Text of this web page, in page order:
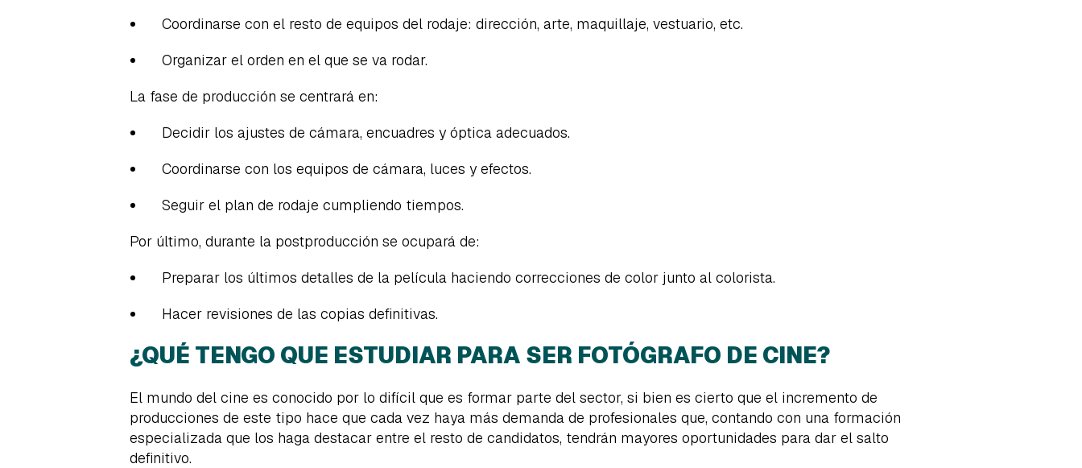
Coordinarse con el resto de equipos del rodaje: dirección, arte, maquillaje, vestuario, etc.
Organizar el orden en el que se va rodar.
La fase de producción se centrará en:
Decidir los ajustes de cámara, encuadres y óptica adecuados.
Coordinarse con los equipos de cámara, luces y efectos.
Seguir el plan de rodaje cumpliendo tiempos.
Por último, durante la postproducción se ocupará de:
Preparar los últimos detalles de la película haciendo correcciones de color junto al colorista.
Hacer revisiones de las copias definitivas.
¿QUÉ TENGO QUE ESTUDIAR PARA SER FOTÓGRAFO DE CINE?
El mundo del cine es conocido por lo difícil que es formar parte del sector, si bien es cierto que el incremento de
producciones de este tipo hace que cada vez haya más demanda de profesionales que, contando con una formación
especializada que los haga destacar entre el resto de candidatos, tendrán mayores oportunidades para dar el salto
definitivo.